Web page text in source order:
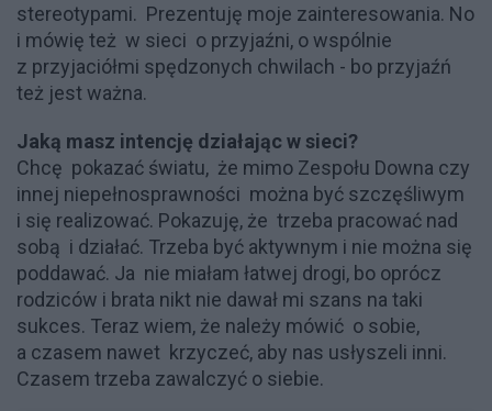
stereotypami. Prezentuję moje zainteresowania. No
i mówię też w sieci o przyjaźni, o wspólnie
z przyjaciółmi spędzonych chwilach - bo przyjaźń
też jest ważna.
Jaką masz intencję działając w sieci?
Chcę pokazać światu, że mimo Zespołu Downa czy
innej niepełnosprawności można być szczęśliwym
i się realizować. Pokazuję, że trzeba pracować nad
sobą i działać. Trzeba być aktywnym i nie można się
poddawać. Ja nie miałam łatwej drogi, bo oprócz
rodziców i brata nikt nie dawał mi szans na taki
sukces. Teraz wiem, że należy mówić o sobie,
a czasem nawet krzyczeć, aby nas usłyszeli inni.
Czasem trzeba zawalczyć o siebie.